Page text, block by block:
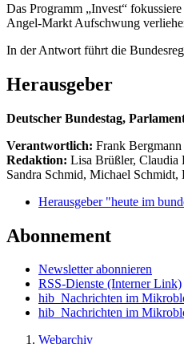
Das Programm „Invest“
Angel-Markt Aufschwung
In der Antwort führt die
Herausgeber
Deutscher Bundestag,
Verantwortlich: Frank
Redaktion: Lisa Brüßler, Claudia
Sandra Schmid, Michael
Herausgeber "heute im
Abonnement
Newsletter abonnieren
RSS-Dienste (Interner Link)
hib_Nachrichten im
hib_Nachrichten im
Webarchiv